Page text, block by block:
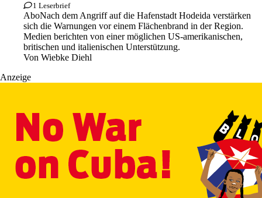
1 Leserbrief
AboNach dem Angriff auf die Hafenstadt Hodeida verstärken
sich die Warnungen vor einem Flächenbrand in der Region.
Medien berichten von einer möglichen US-amerikanischen,
britischen und italienischen Unterstützung.
Von Wiebke Diehl
Anzeige